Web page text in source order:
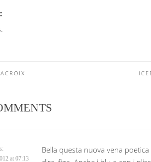
at 07:13
Bella questa nuova vena